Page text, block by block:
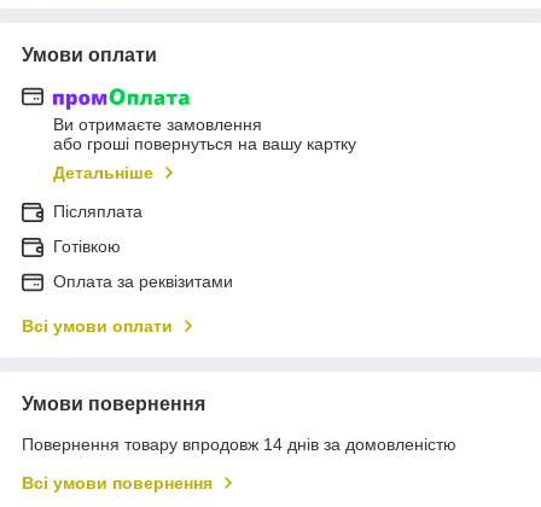
Умови оплати
Ви отримаєте замовлення
або гроші повернуться на вашу картку
Детальніше
Післяплата
Готівкою
Оплата за реквізитами
Всі умови оплати
Умови повернення
Повернення товару впродовж 14 днів за домовленістю
Всі умови повернення